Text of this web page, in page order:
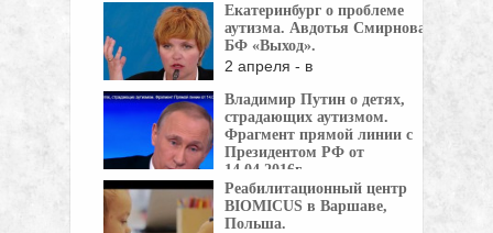
Екатеринбург о проблеме
аутизма. Авдотья Смирнова,
БФ «Выход».
2 апреля - в
информирования ...
Владимир Путин о детях,
страдающих аутизмом.
Фрагмент прямой линии с
Президентом РФ от
14.04.2016г
Афдотья Смирнова, глава
Фонда помощи людям с ...
Реабилитационный центр
BIOMICUS в Варшаве,
Польша.